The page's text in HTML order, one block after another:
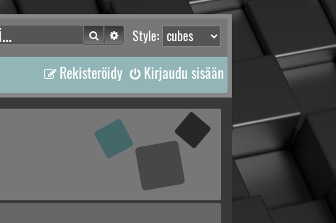
Style:
Etsi Tarkennettu haku
Kirjaudu sisään
Rekisteröidy